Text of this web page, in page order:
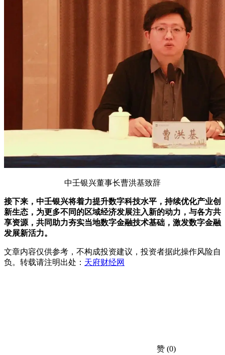
中壬银兴董事长曹洪基致辞
接下来，中壬银兴将着力提升数字科技水平，持续优化产业创
新生态，为更多不同的区域经济发展注入新的动力，与各方共
享资源，共同助力夯实当地数字金融技术基础，激发数字金融
发展新活力。
文章内容仅供参考，不构成投资建议，投资者据此操作风险自
负。转载请注明出处： 天府财经网
赞 (0)